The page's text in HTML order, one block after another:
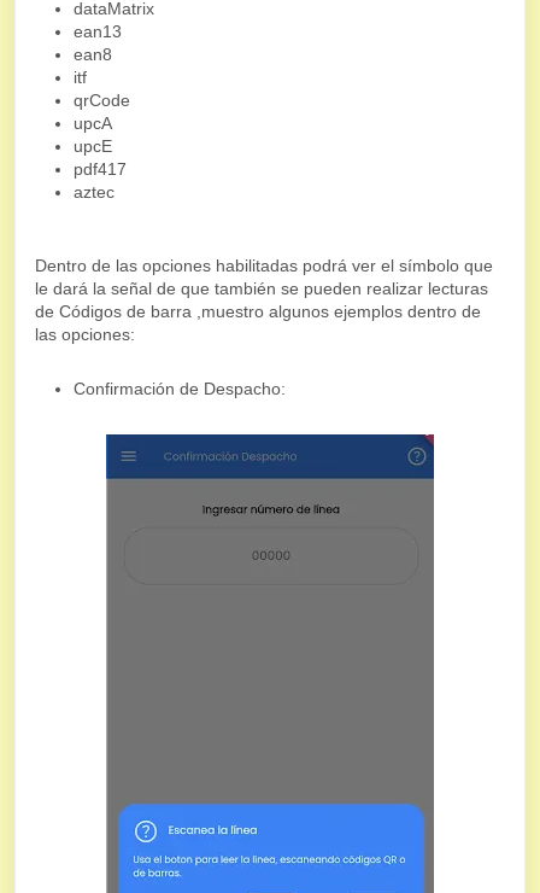
dataMatrix
ean13
ean8
itf
qrCode
upcA
upcE
pdf417
aztec
Dentro de las opciones habilitadas podrá ver el símbolo que
le dará la señal de que también se pueden realizar lecturas
de Códigos de barra ,muestro algunos ejemplos dentro de
las opciones:
Confirmación de Despacho: